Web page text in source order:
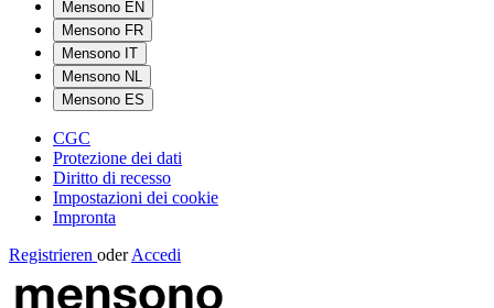
Mensono EN
Mensono FR
Mensono IT
Mensono NL
Mensono ES
CGC
Protezione dei dati
Diritto di recesso
Impostazioni dei cookie
Impronta
Registrieren oder Accedi